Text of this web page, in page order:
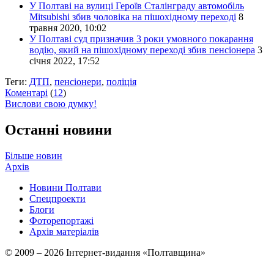
У Полтаві на вулиці Героїв Сталінграду автомобіль
Mitsubishi збив чоловіка на пішохідному переході 8
травня 2020, 10:02
У Полтаві суд призначив 3 роки умовного покарання
водію, який на пішохідному переході збив пенсіонера 3
січня 2022, 17:52
Теги: ДТП, пенсіонери, поліція
Коментарі (12)
Вислови свою думку!
Останні новини
Більше новин
Архів
Новини Полтави
Спецпроекти
Блоги
Фоторепортажі
Архів матеріалів
© 2009 – 2026 Інтернет-видання «Полтавщина»